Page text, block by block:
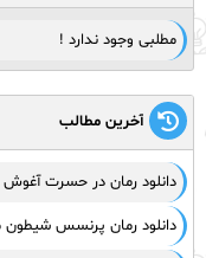
مطلبی وجود ندارد !
آخرین مطالب
دانلود رمان در حسرت آغوش
دانلود رمان پرنسس